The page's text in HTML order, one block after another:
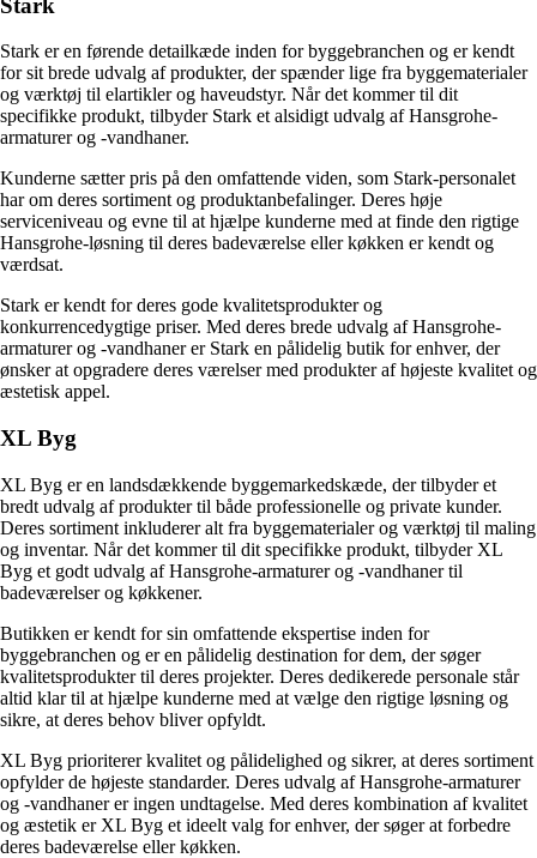
Stark er en førende detailkæde inden for byggebranchen og er kendt
for sit brede udvalg af produkter, der spænder lige fra byggematerialer
og værktøj til elartikler og haveudstyr. Når det kommer til dit
specifikke produkt, tilbyder Stark et alsidigt udvalg af Hansgrohe-
armaturer og -vandhaner.
Kunderne sætter pris på den omfattende viden, som Stark-personalet
har om deres sortiment og produktanbefalinger. Deres høje
serviceniveau og evne til at hjælpe kunderne med at finde den rigtige
Hansgrohe-løsning til deres badeværelse eller køkken er kendt og
værdsat.
Stark er kendt for deres gode kvalitetsprodukter og
konkurrencedygtige priser. Med deres brede udvalg af Hansgrohe-
armaturer og -vandhaner er Stark en pålidelig butik for enhver, der
ønsker at opgradere deres værelser med produkter af højeste kvalitet og
æstetisk appel.
XL Byg
XL Byg er en landsdækkende byggemarkedskæde, der tilbyder et
bredt udvalg af produkter til både professionelle og private kunder.
Deres sortiment inkluderer alt fra byggematerialer og værktøj til maling
og inventar. Når det kommer til dit specifikke produkt, tilbyder XL
Byg et godt udvalg af Hansgrohe-armaturer og -vandhaner til
badeværelser og køkkener.
Butikken er kendt for sin omfattende ekspertise inden for
byggebranchen og er en pålidelig destination for dem, der søger
kvalitetsprodukter til deres projekter. Deres dedikerede personale står
altid klar til at hjælpe kunderne med at vælge den rigtige løsning og
sikre, at deres behov bliver opfyldt.
XL Byg prioriterer kvalitet og pålidelighed og sikrer, at deres sortiment
opfylder de højeste standarder. Deres udvalg af Hansgrohe-armaturer
og -vandhaner er ingen undtagelse. Med deres kombination af kvalitet
og æstetik er XL Byg et ideelt valg for enhver, der søger at forbedre
deres badeværelse eller køkken.